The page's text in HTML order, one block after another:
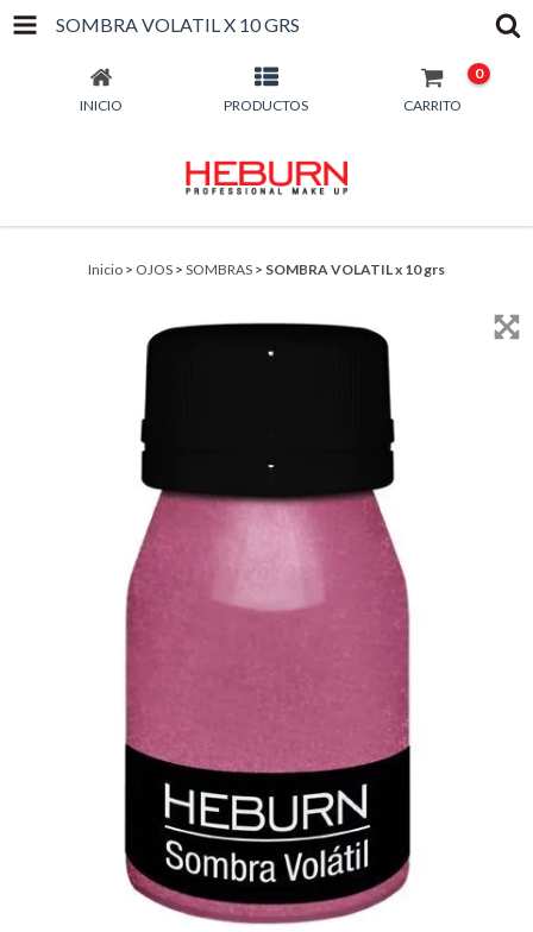
SOMBRA VOLATIL X 10 GRS
INICIO PRODUCTOS CARRITO
0
Inicio > OJOS > SOMBRAS > SOMBRA VOLATIL x 10 grs